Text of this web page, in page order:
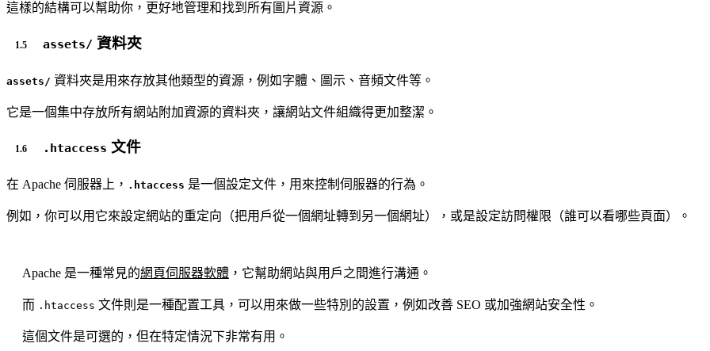
這樣的結構可以幫助你，更好地管理和找到所有圖片資源。
assets/ 資料夾
assets/ 資料夾是用來存放其他類型的資源，例如字體、圖示、音頻文件等。
它是一個集中存放所有網站附加資源的資料夾，讓網站文件組織得更加整潔。
.htaccess 文件
在 Apache 伺服器上， .htaccess 是一個設定文件，用來控制伺服器的行為。
例如，你可以用它來設定網站的重定向（把用戶從一個網址轉到另一個網址），或是設定訪問權限（誰可以看哪些頁面）。
Apache 是一種常見的網頁伺服器軟體 ，它幫助網站與用戶之間進行溝通。
而 .htaccess 文件則是一種配置工具，可以用來做一些特別的設置，例如改善 SEO 或加強網站安全性。
這個文件是可選的，但在特定情況下非常有用。